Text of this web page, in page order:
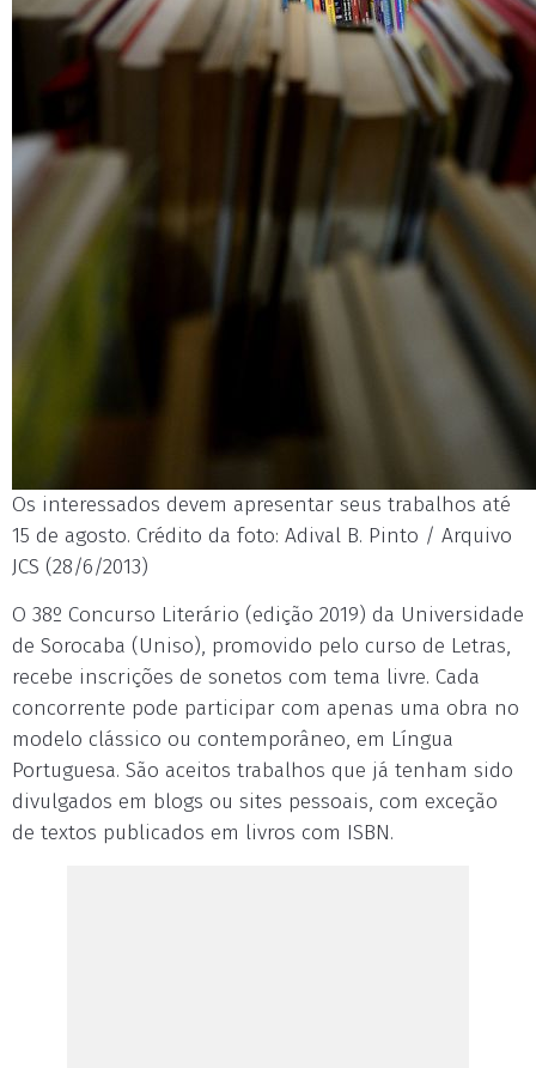
Os interessados devem apresentar seus trabalhos até
15 de agosto. Crédito da foto: Adival B. Pinto / Arquivo
JCS (28/6/2013)
O 38º Concurso Literário (edição 2019) da Universidade
de Sorocaba (Uniso), promovido pelo curso de Letras,
recebe inscrições de sonetos com tema livre. Cada
concorrente pode participar com apenas uma obra no
modelo clássico ou contemporâneo, em Língua
Portuguesa. São aceitos trabalhos que já tenham sido
divulgados em blogs ou sites pessoais, com exceção
de textos publicados em livros com ISBN.